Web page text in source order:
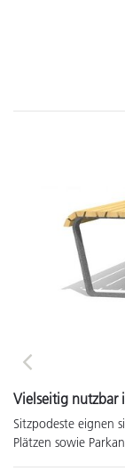
Previous
Vielseitig nutzbar
Sitzpodeste eignen
Plätzen sowie